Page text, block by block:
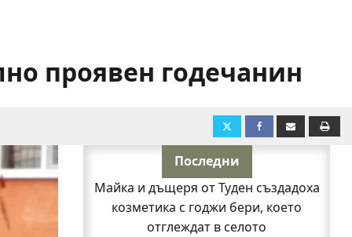
проявен годечанин
Последни
Майка и дъщеря от Туден създадоха
козметика с годжи бери, което
отглеждат в селото